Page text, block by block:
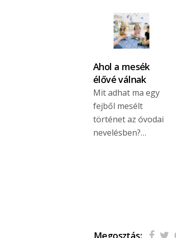
Ahol a mesék
élővé válnak
Mit adhat ma egy
fejből mesélt
történet az óvodai
nevelésben?…
Megosztás: